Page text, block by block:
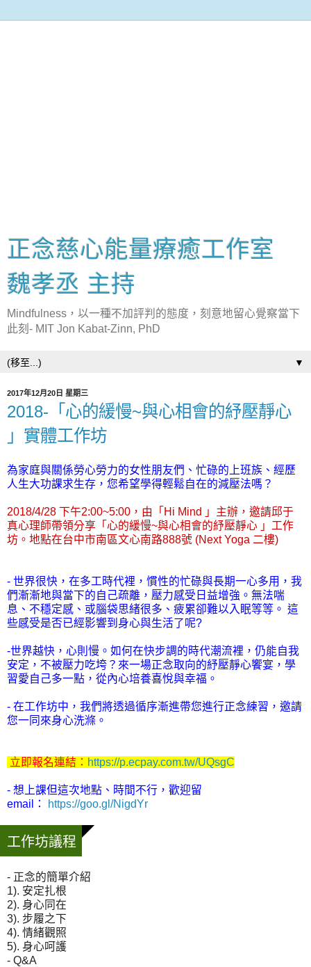
正念慈心能量療癒工作室
魏孝丞 主持
Mindfulness，以一種不加評判的態度，刻意地留心覺察當下
此刻- MIT Jon Kabat-Zinn, PhD
▼
2017年12月20日 星期三
2018-「心的緩慢~與心相會的紓壓靜心
」實體工作坊
為家庭與關係勞心勞力的女性朋友們、忙碌的上班族、經歷
人生大功課求生存，您希望學得輕鬆自在的減壓法嗎？
2018/4/28 下午2:00~5:00，由「Hi Mind 」主辦，邀請邱于
真心理師帶領分享「心的緩慢~與心相會的紓壓靜心 」工作
坊。地點在台中市南區文心南路888號 (Next Yoga 二樓)
- 世界很快，在多工時代裡，慣性的忙碌與長期一心多用，我
們漸漸地與當下的自己疏離，壓力感受日益增強。無法喘
息、不穩定感、或腦袋思緒很多、疲累卻難以入眠等等。 這
些感受是否已經影響到身心與生活了呢?
-世界越快，心則慢。如何在快步調的時代潮流裡，仍能自我
安定，不被壓力吃垮？ 來一場正念取向的紓壓靜心饗宴，學
習愛自己多一點，從內心培養喜悅與幸福。
- 在工作坊中，我們將透過循序漸進帶您進行正念練習，邀請
您一同來身心洗滌。
立即報名連結： https://p.ecpay.com.tw/UQsgC
- 想上課但這次地點、時間不行，歡迎留
email：
https://goo.gl/NigdYr
工作坊議程
- 正念的簡單介紹
1). 安定扎根
2). 身心同在
3). 步履之下
4). 情緒觀照
5). 身心呵護
- Q&A